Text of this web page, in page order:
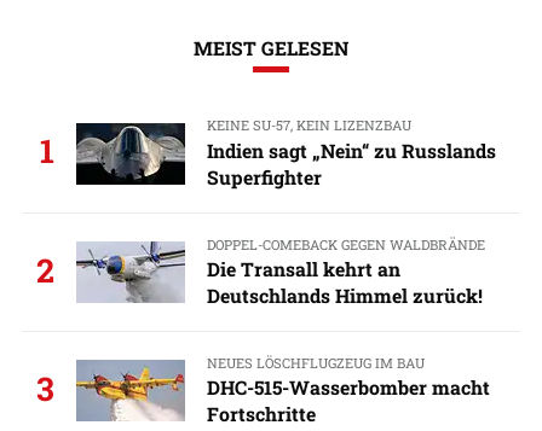
MEIST GELESEN
1
KEINE SU-57, KEIN LIZENZBAU
Indien sagt „Nein“ zu Russlands
Superfighter
2
DOPPEL-COMEBACK GEGEN WALDBRÄNDE
Die Transall kehrt an
Deutschlands Himmel zurück!
3
NEUES LÖSCHFLUGZEUG IM BAU
DHC-515-Wasserbomber macht
Fortschritte